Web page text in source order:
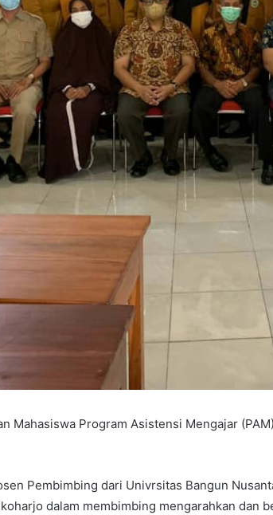
Mahasiswa Program Asistensi Mengajar
Pembimbing dari Univrsitas Bangun
dalam membimbing mengarahkan dan